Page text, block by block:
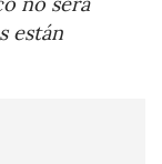
están